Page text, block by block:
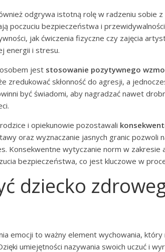
odgrywa istotną rolę w radzeniu sobie z
poczuciu bezpieczeństwa i
jak ćwiczenia fizyczne czy zajęcia
energii i stresu.
jest stosowanie pozytywnego
zredukować skłonność do agresji, a
być świadomi, aby nagradzać nawet
i opiekunowie pozostawali
oraz wyznaczanie jasnych granic pozwoli
Konsekwentne wytyczanie norm w zakresie
bezpieczeństwa, co jest kluczowe w
dziecko
emocji to ważny element wychowania,
umiejętności nazywania swoich uczuć i